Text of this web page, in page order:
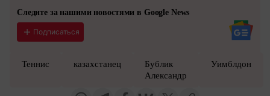
Следите за нашими новостями в Google News
Подписаться
Теннис казахстанец
Бублик
Александр
Уимблдон